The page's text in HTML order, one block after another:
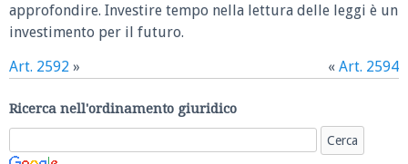
approfondire. Investire tempo nella lettura delle leggi è un
investimento per il futuro.
Art. 2592 » « Art. 2594
Ricerca nell'ordinamento giuridico